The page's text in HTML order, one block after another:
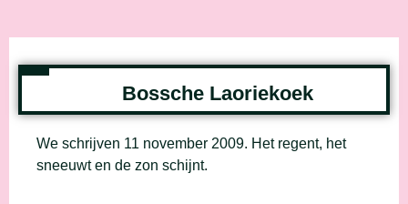
Bossche Laoriekoek
We schrijven 11 november 2009. Het regent, het
sneeuwt en de zon schijnt.